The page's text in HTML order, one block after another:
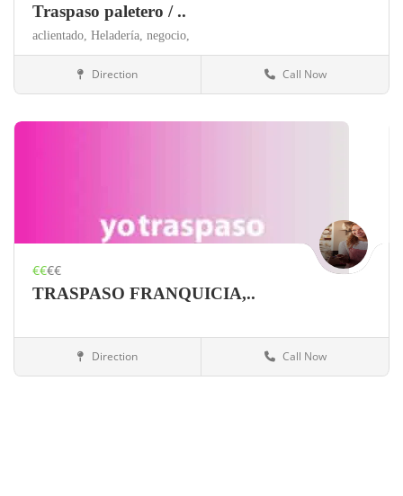
Traspaso paletero / ..
aclientado, Heladería, negocio,
AlimentaciónDirection Call Now
€€€€
TRASPASO FRANQUICIA,..
Otros negociosDirection Call Now